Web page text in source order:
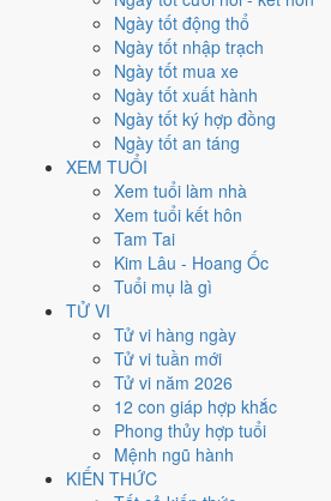
Ngày tốt động thổ
Ngày tốt nhập trạch
Ngày tốt mua xe
Ngày tốt xuất hành
Ngày tốt ký hợp đồng
Ngày tốt an táng
XEM TUỔI
Xem tuổi làm nhà
Xem tuổi kết hôn
Tam Tai
Kim Lâu - Hoang Ốc
Tuổi mụ là gì
TỬ VI
Tử vi hàng ngày
Tử vi tuần mới
Tử vi năm 2026
12 con giáp hợp khắc
Phong thủy hợp tuổi
Mệnh ngũ hành
KIẾN THỨC
Tháng 2 năm 2026
Tháng 12 âm năm 2025
Tiết Lập Xuân
Mậu Tý
Ngày Tân Hợi có TrựcKhai(ngày khai mở,
Minh Đường hoàng đạo. Điểm trung bình
Ngày Cát, thuận lợi cho các việc
Mão, Mùi, Dầnhợp ngày; tuổi